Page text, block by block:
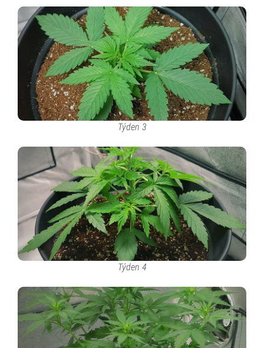
Týden 3
Týden 4